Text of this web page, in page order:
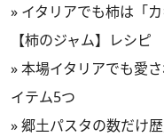
» イタリアでも柿は「
【柿のジャム】レシピ
»本場イタリアでも愛
イテム5つ
»郷土パスタの数だけ